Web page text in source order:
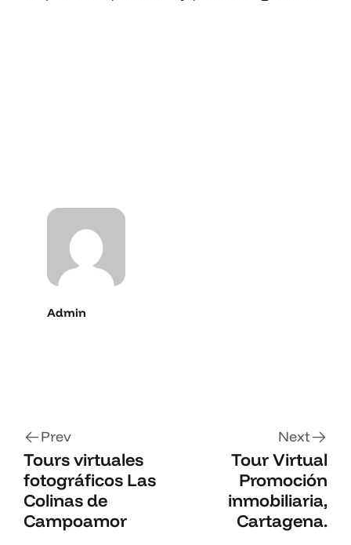
Admin
Prev
Tours virtuales
fotográficos Las
Colinas de
Campoamor
Next
Tour Virtual
Promoción
inmobiliaria,
Cartagena.